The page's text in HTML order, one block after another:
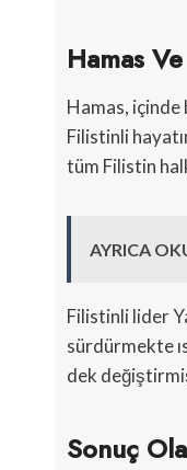
Hamas
Hamas, içinde
Filistinli
tüm Filistin
AYRICA
Filistinli lider
sürdürmekte
dek
Sonuç